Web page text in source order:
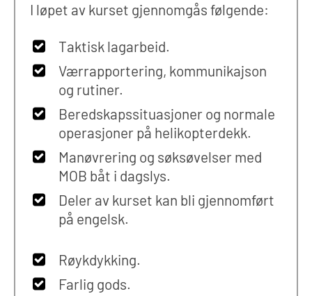
I løpet av kurset gjennomgås følgende:
Taktisk lagarbeid.
Værrapportering, kommunikajson
og rutiner.
Beredskapssituasjoner og normale
operasjoner på helikopterdekk.
Manøvrering og søksøvelser med
MOB båt i dagslys.
Deler av kurset kan bli gjennomført
på engelsk.
Røykdykking.
Farlig gods.